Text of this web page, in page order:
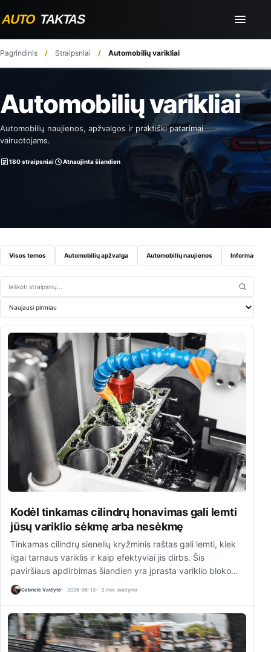
Pagrindinis Straipsniai Automobilių varikliai
Automobilių varikliai
Automobilių naujienos, apžvalgos ir praktiški patarimai
vairuotojams.
180 straipsniai Atnaujinta šiandien
Visos temos Automobilių apžvalga Automobilių naujienos
Ieškoti straipsnių
Rikiuoti straipsnius
Kodėl tinkamas cilindrų honavimas gali lemti
jūsų variklio sėkmę arba nesėkmę
Tinkamas cilindrų sienelių kryžminis raštas gali lemti, kiek
ilgai tarnaus variklis ir kaip efektyviai jis dirbs. Šis
paviršiaus apdirbimas šiandien yra įprasta variklio bloko…
Gabrielė Vaičytė 2026-06-13 2 min. skaitymo